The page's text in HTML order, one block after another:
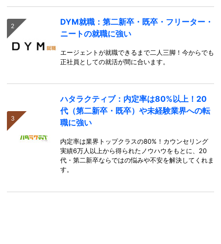
DYM就職：第二新卒・既卒・フリーター・
ニートの就職に強い
エージェントが就職できるまで二人三脚！今からでも
正社員としての就活が間に合います。
ハタラクティブ：内定率は80%以上！20
代（第二新卒・既卒）や未経験業界への転
職に強い
内定率は業界トップクラスの80%！カウンセリング
実績6万人以上から得られたノウハウをもとに、20
代・第二新卒ならではの悩みや不安を解決してくれま
す。